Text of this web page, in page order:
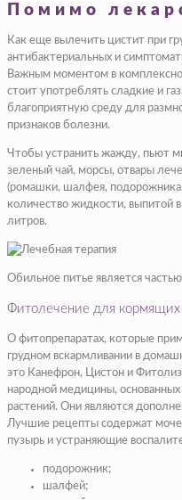
Помимо
Как еще вылечить цистит при
антибактериальных и
Важным моментом в
стоит употреблять сладкие и
благоприятную среду для
признаков болезни.
Чтобы устранить жажду, пьют
зеленый чай, морсы, отвары
(ромашки, шалфея,
количество жидкости, выпитой
литров.
Обильное питье является
Фитолечение для
О фитопрепаратах, которые
грудном вскармливании в
это Канефрон, Цистон и
народной медицины,
растений. Они являются
Лучшие рецепты содержат
пузырь и устраняющие
подорожник;
шалфей;